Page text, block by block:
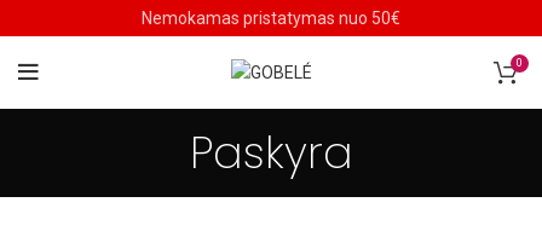
0
Paskyra
Nemokamas pristatymas nuo 50€